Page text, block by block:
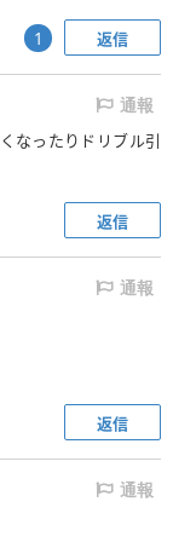
返信
1
通報
なったりドリブル引
返信
通報
返信
通報